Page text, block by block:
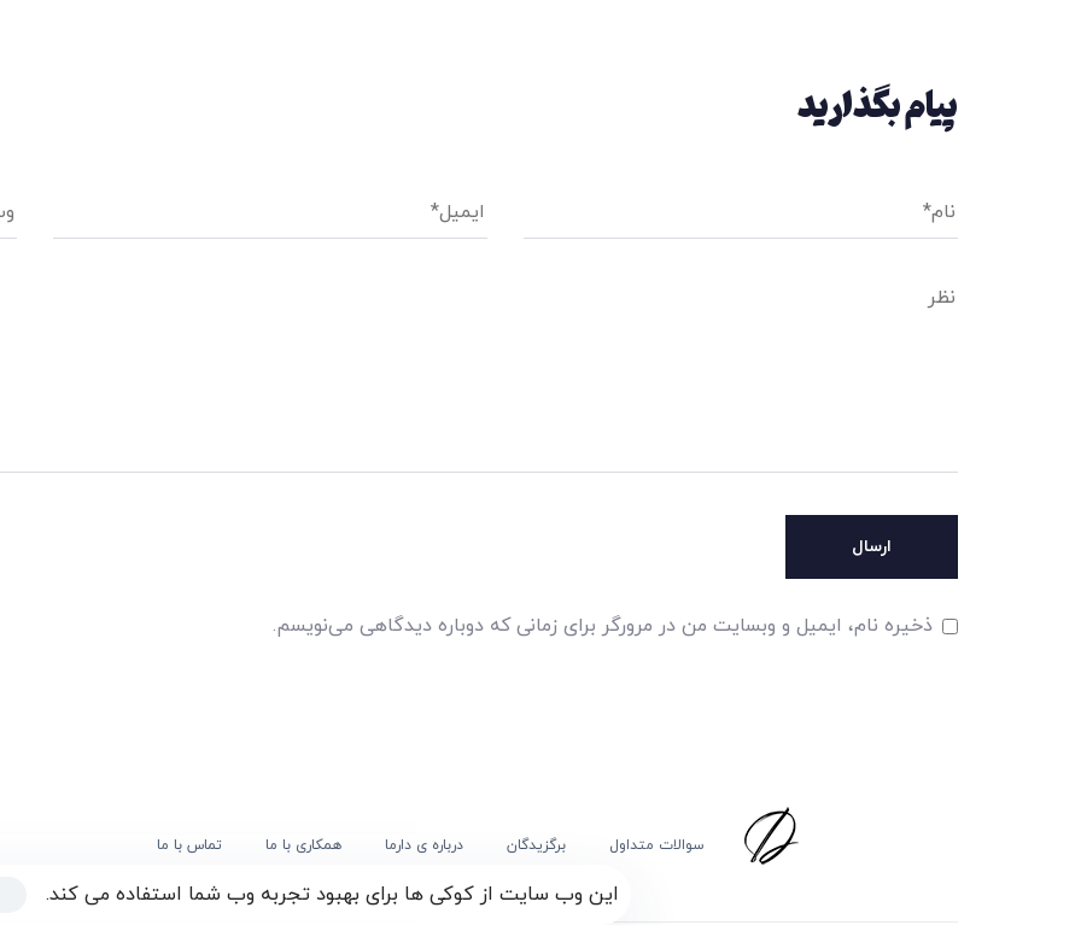
پیام بگذارید
ذخیره نام، ایمیل و وبسایت من در مرورگر برای زمانی که دوباره دیدگاهی می‌نویسم.
سوالات متداول برگزیدگان درباره ی دارما همکاری با ما تماس با ما
این وب سایت از کوکی ها برای بهبود تجربه وب شما استفاده می کند.